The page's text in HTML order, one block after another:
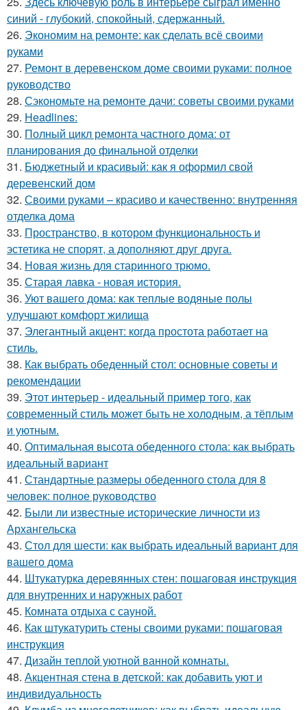
синий - глубокий, спокойный, сдержанный.
26. Экономим на ремонте: как сделать всё своими
руками
27. Ремонт в деревенском доме своими руками: полное
руководство
28. Сэкономьте на ремонте дачи: советы своими руками
29. Headlines:
30. Полный цикл ремонта частного дома: от
планирования до финальной отделки
31. Бюджетный и красивый: как я оформил свой
деревенский дом
32. Своими руками – красиво и качественно: внутренняя
отделка дома
33. Пространство, в котором функциональность и
эстетика не спорят, а дополняют друг друга.
34. Новая жизнь для старинного трюмо.
35. Старая лавка - новая история.
36. Уют вашего дома: как теплые водяные полы
улучшают комфорт жилища
37. Элегантный акцент: когда простота работает на
стиль.
38. Как выбрать обеденный стол: основные советы и
рекомендации
39. Этот интерьер - идеальный пример того, как
современный стиль может быть не холодным, а тёплым
и уютным.
40. Оптимальная высота обеденного стола: как выбрать
идеальный вариант
41. Стандартные размеры обеденного стола для 8
человек: полное руководство
42. Были ли известные исторические личности из
Архангельска
43. Стол для шести: как выбрать идеальный вариант для
вашего дома
44. Штукатурка деревянных стен: пошаговая инструкция
для внутренних и наружных работ
45. Комната отдыха с сауной.
46. Как штукатурить стены своими руками: пошаговая
инструкция
47. Дизайн теплой уютной ванной комнаты.
48. Акцентная стена в детской: как добавить уют и
индивидуальность